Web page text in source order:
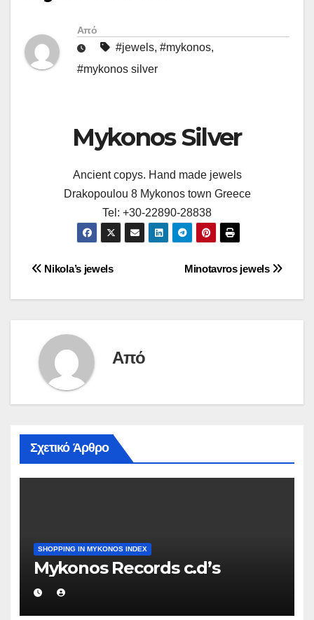
Από
#jewels, #mykonos,
#mykonos silver
Mykonos Silver
Ancient copys. Hand made jewels
Drakopoulou 8 Mykonos town Greece
Tel: +30-22890-28838
Πλοήγηση
άρθρων
Minotavros jewels
Nikola’s jewels
Από
Σχετικό Άρθρο
SHOPPING IN MYKONOS INDEX
Mykonos Records c.d’s